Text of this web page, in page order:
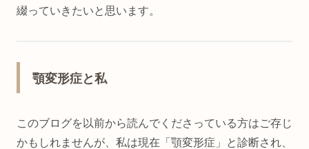
綴っていきたいと思います。
顎変形症と私
このブログを以前から読んでくださっている方はご存じ
かもしれませんが、私は現在「顎変形症」と診断され、